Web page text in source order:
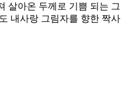
살아온 두께로 기쁨 되는 그
내사랑 그림자를 향한 짝사